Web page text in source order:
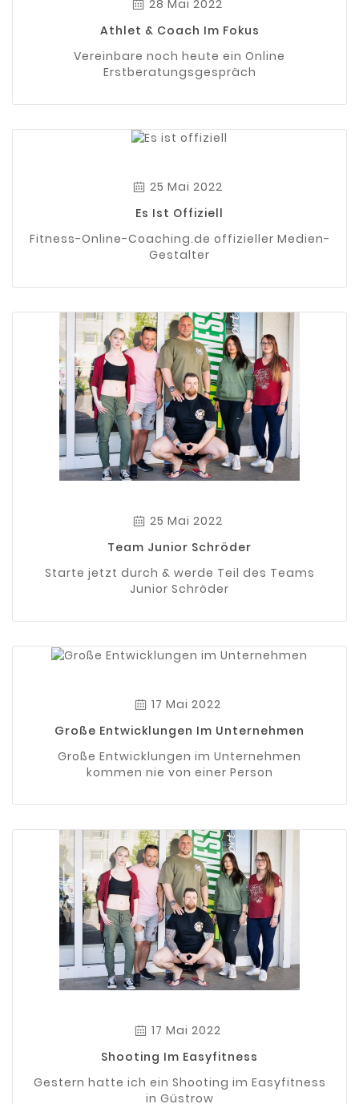
28 Mai 2022
Athlet & Coach Im Fokus
Vereinbare noch heute ein Online
Erstberatungsgespräch
25 Mai 2022
Es Ist Offiziell
Fitness-Online-Coaching.de offizieller Medien-
Gestalter
25 Mai 2022
Team Junior Schröder
Starte jetzt durch & werde Teil des Teams
Junior Schröder
17 Mai 2022
Große Entwicklungen Im Unternehmen
Große Entwicklungen im Unternehmen
kommen nie von einer Person
17 Mai 2022
Shooting Im Easyfitness
Gestern hatte ich ein Shooting im Easyfitness
in Güstrow